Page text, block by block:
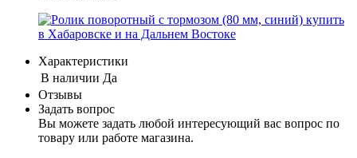
Характеристики
В наличии Да
Отзывы
Задать вопрос
Вы можете задать любой интересующий вас вопрос по
товару или работе магазина.